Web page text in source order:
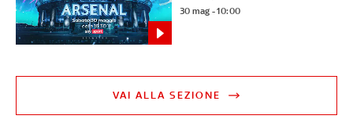
30 mag - 10:00
VAI ALLA SEZIONE